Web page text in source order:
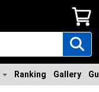
Ranking Gallery